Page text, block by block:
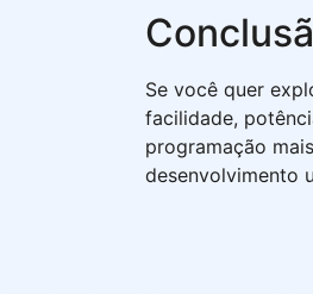
Se você quer
facilidade,
programação
desenvolvimento